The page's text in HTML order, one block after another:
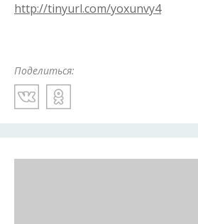
http://tinyurl.com/yoxunvy4
Поделиться: